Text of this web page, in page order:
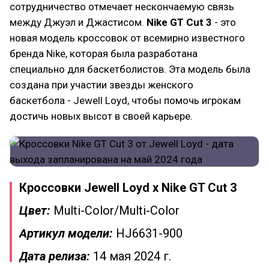
сотрудничество отмечает нескончаемую связь
между Джуэл и Джастисом. Nike GT Cut 3 - это
новая модель кроссовок от всемирно известного
бренда Nike, которая была разработана
специально для баскетболистов. Эта модель была
создана при участии звезды женского
баскетбола - Jewell Loyd, чтобы помочь игрокам
достичь новых высот в своей карьере.
Кроссовки Jewell Loyd x Nike GT Cut 3
Цвет: Multi-Color/Multi-Color
Артикул модели: HJ6631-900
Дата релиза: 14 мая 2024 г.